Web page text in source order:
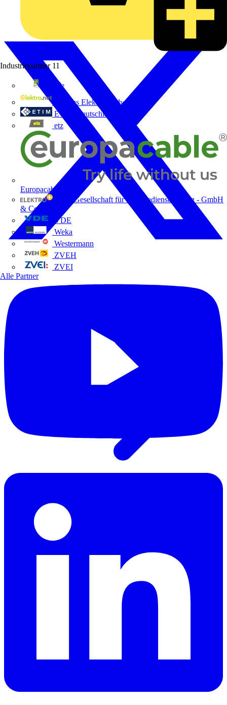
Industriepartner 11
bfe
de - das Elektrohandwerk
ETIM Deutschland eV
etz
Europacable
GED Gesellschaft für Energiedienstleistung - GmbH
& Co. KG
VDE
Weka
Westermann
ZVEH
ZVEI
Alle Partner